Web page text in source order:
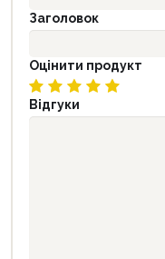
Заголовок
Оцінити продукт
Відгуки